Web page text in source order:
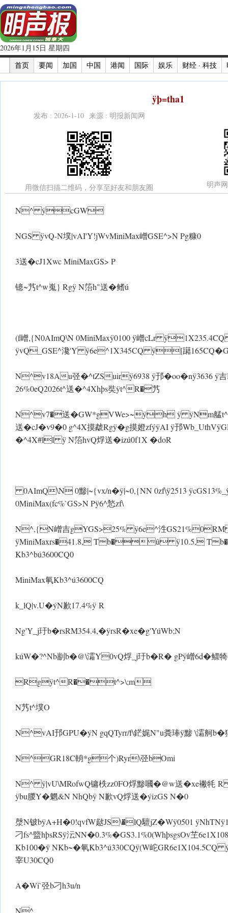
2026年1月15日 星期四
首页
要闻 加国 中国 港闻 国际 娱乐 财经 · 科技
ÿþ=tha1
发布 : 2026-1-10 来源 : 明报新闻网
用微信扫描二维码，分享至好友和朋友圈 明声
N^ ÿcGW
NGS ÿvQ-N墣|vAI'Y!jWvMiniMax嶒GSE^>N Pg糠0
3送�cJ1Xwc MiniMaxGS> P
镱~艿t^w嵬} Rgÿ N箈h"送�鳍ú
(f嶒,{N 0AImQ\N 0MiniMaxÿ0100 ÿ嶒cLr
ÿvQ_GSE^瀺'Y ÿ6e^1X345CQ ÿ[躤
N^v18Au弪�^tZSuirÿ6938 ÿ邘�oo�nÿ3636 ÿ吉
26%0eQ2026t^送�^4Xhþs奘 ÿt^R�艿
N^v7�送�GW*gVWe>~ÿh ÿ ÿNm艋
送�cJ�v9�0 g^4X摸虣Rg ÿ�g摸嬁zfýÿAI ÿ邘
�^4X#ll ÿ N箈hvQ烰送�izú0f1X �doR
0AImQ\N 0黪|~{vx/n� ÿ|~ 0,{NN 0zf\ÿ2513 ÿcGS13%_ ÿ
0MiniMax(fc%`GS>N P ÿ6^悐zf\
N^,{N嶒吉gYGS>25% ÿ6e^泩
ÿMiniMaxrs�41.8, Tb�û ÿ10.5,
Kb3^bú3600CQ0
MiniMax氠Kb3^ú3600CQ
k_lQ|v.U�ýN歉17.4% ÿ R
Ng'Y_j玗b�rsRM354.4,� ÿrsR�xe�g'YúWb;N
kúW�?^Nb剬b�@\灀Y0vQ烰_j玗b�R� gP ÿ嶒6d�鳏犄
Rgÿt^R��t^>\;m
N艿t^墣O
N^vAI邘GPU�ýN gqQ Tyrr/f\鋩娓N"u粪琫 ÿ黪 \灀舸
N^GR18C輈*g个)Ryr\弪bOmi
N^ ÿ|vU\MRofwQ镛柣zz0FO烰黪嘓�@w送�xe襒牦
ÿbu朡Y�魍&N NhQb ÿ N歉vQ烰送�ýizGS N�0
漀N铍b ÿA+H�0!qvfW趑JS\�lQ驙jZ�Wÿ0501 ÿ
刁fs^盬hþsRS ÿ沄NN�0.3%�GS3.1%0(WhþsgsOv芏
Kb100� ÿ NKb~�氠Kb3^ú330CQÿ(W岮
宰U30CQ0
A� Wi`弪b刁h3u/n
N^